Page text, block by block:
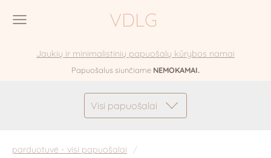
VDLG
Jaukių ir minimalistinių papuošalų kūrybos namai
Papuošalus siunčiame NEMOKAMAI.
Visi papuošalai
parduotuvė - visi papuošalai